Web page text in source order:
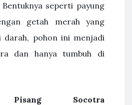
Bentuknya seperti payung
getah merah yang
darah, pohon ini menjadi
dan hanya tumbuh di
Pisang Socotra